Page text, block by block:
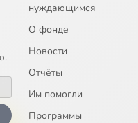
нуждающимся
О фонде
Новости
Отчёты
Им помогли
Программы